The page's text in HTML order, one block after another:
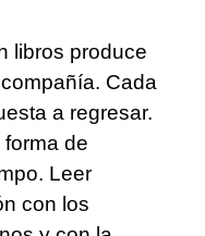
libros produce
Cada
a regresar.
de
Leer
con los